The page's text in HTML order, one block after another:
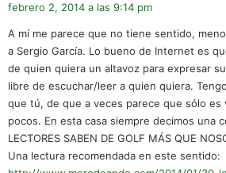
e
:
febrero 2, 2014 a las 9:14 pm
A mí me parece que no tiene sentido,
a Sergio García. Lo bueno de Internet es
de quien quiera un altavoz para expresar
libre de escuchar/leer a quien quiera.
que tú, de que a veces parece que sólo es
pocos. En esta casa siempre decimos una
LECTORES SABEN DE GOLF MÁS QUE
Una lectura recomendada en este sentido: